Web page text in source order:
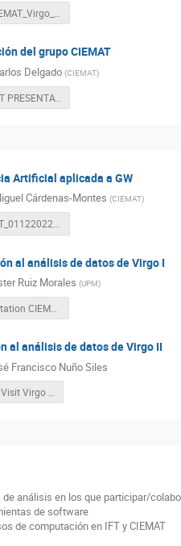
del grupo CIEMAT
Delgado (CIEMAT)
Artificial aplicada a GW
Cárdenas-Montes (CIEMAT)
al análisis de datos de Virgo I
Ruiz Morales (UPM)
al análisis de datos de Virgo II
Francisco Nuño Siles
de análisis en los que participar/
de software
de computación en IFT y CIEMAT